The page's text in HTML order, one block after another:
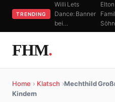
TRENDING
Willi Lets
Dance: Banner
bei…
FHM.
Home › Klatsch ›Mechthild
Kindern